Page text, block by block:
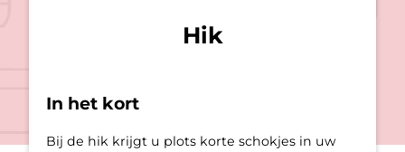
Hik
In het kort
Bij de hik krijgt u plots korte schokjes in uw